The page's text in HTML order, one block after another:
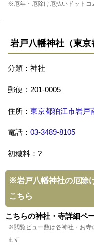
※厄年・厄除け厄払いドットコ
岩戸八幡神社（東京
分類：神社
郵便：201-0005
住所： 東京都狛江市岩戸
電話： 03-3489-8105
初穂料：?
※岩戸八幡神社の厄除
こちら
こちらの神社・寺詳細ペ
※閲覧ビュー数は各神社・お寺
ます